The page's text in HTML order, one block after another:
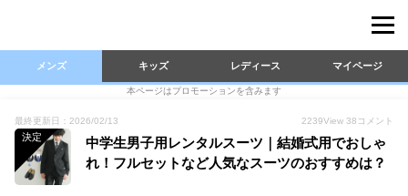
メンズ キッズ レディース マイページ
本ページはプロモーションを含みます
最終更新日：2026/02/13 2239View 38 コメント
決定
中学生男子用レンタルスーツ｜結婚式用でおしゃ
れ！フルセットなど人気なスーツのおすすめは？